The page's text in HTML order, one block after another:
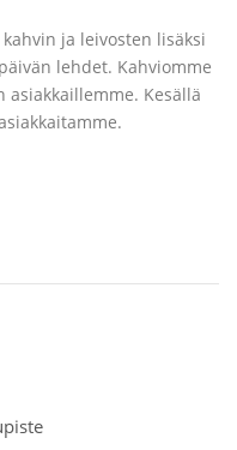
ja leivosten lisäksi
lehdet. Kahviomme
Kesällä